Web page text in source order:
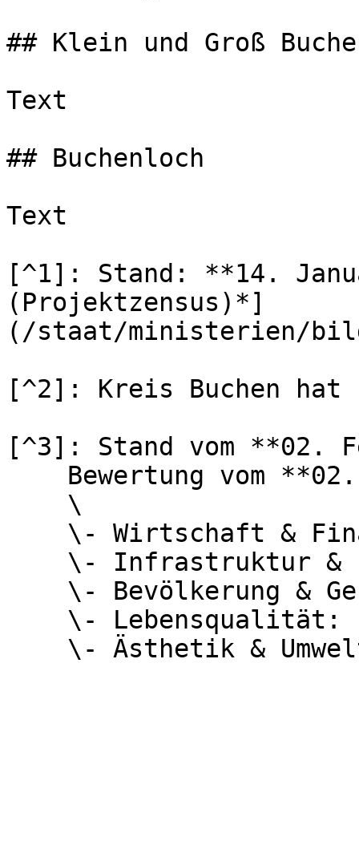
## Klein und Groß
Text
## Buchenloch
Text
[^1]: Stand: **14.
(Projektzensus)*]
(/staat/ministerien/
[^2]: Kreis Buchen hat
[^3]: Stand vom **02.